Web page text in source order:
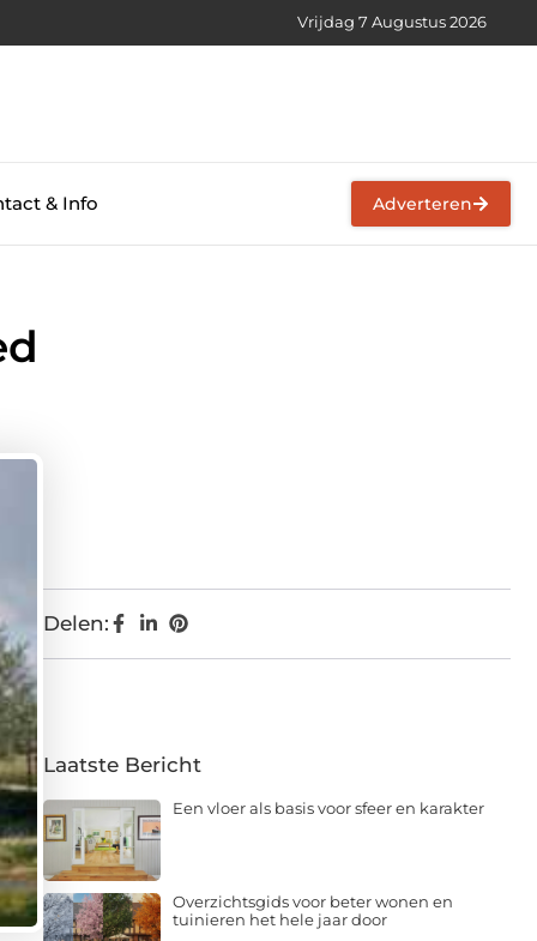
Vrijdag 7 Augustus 2026
& Info Adverteren
Delen:
Laatste Bericht
Een vloer als basis voor sfeer en karakter
Overzichtsgids voor beter wonen en
tuinieren het hele jaar door